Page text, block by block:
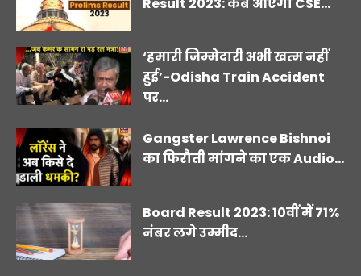
‘हमारी जिम्मेदारी अभी खत्म नहीं
हुई’-Odisha Train Accident
पर...
Gangster Lawrence Bishnoi
का फिरौती मांगने का एक Audio...
Board Result 2023: 10वीं में 71%
नंबर लगे उम्मीद...